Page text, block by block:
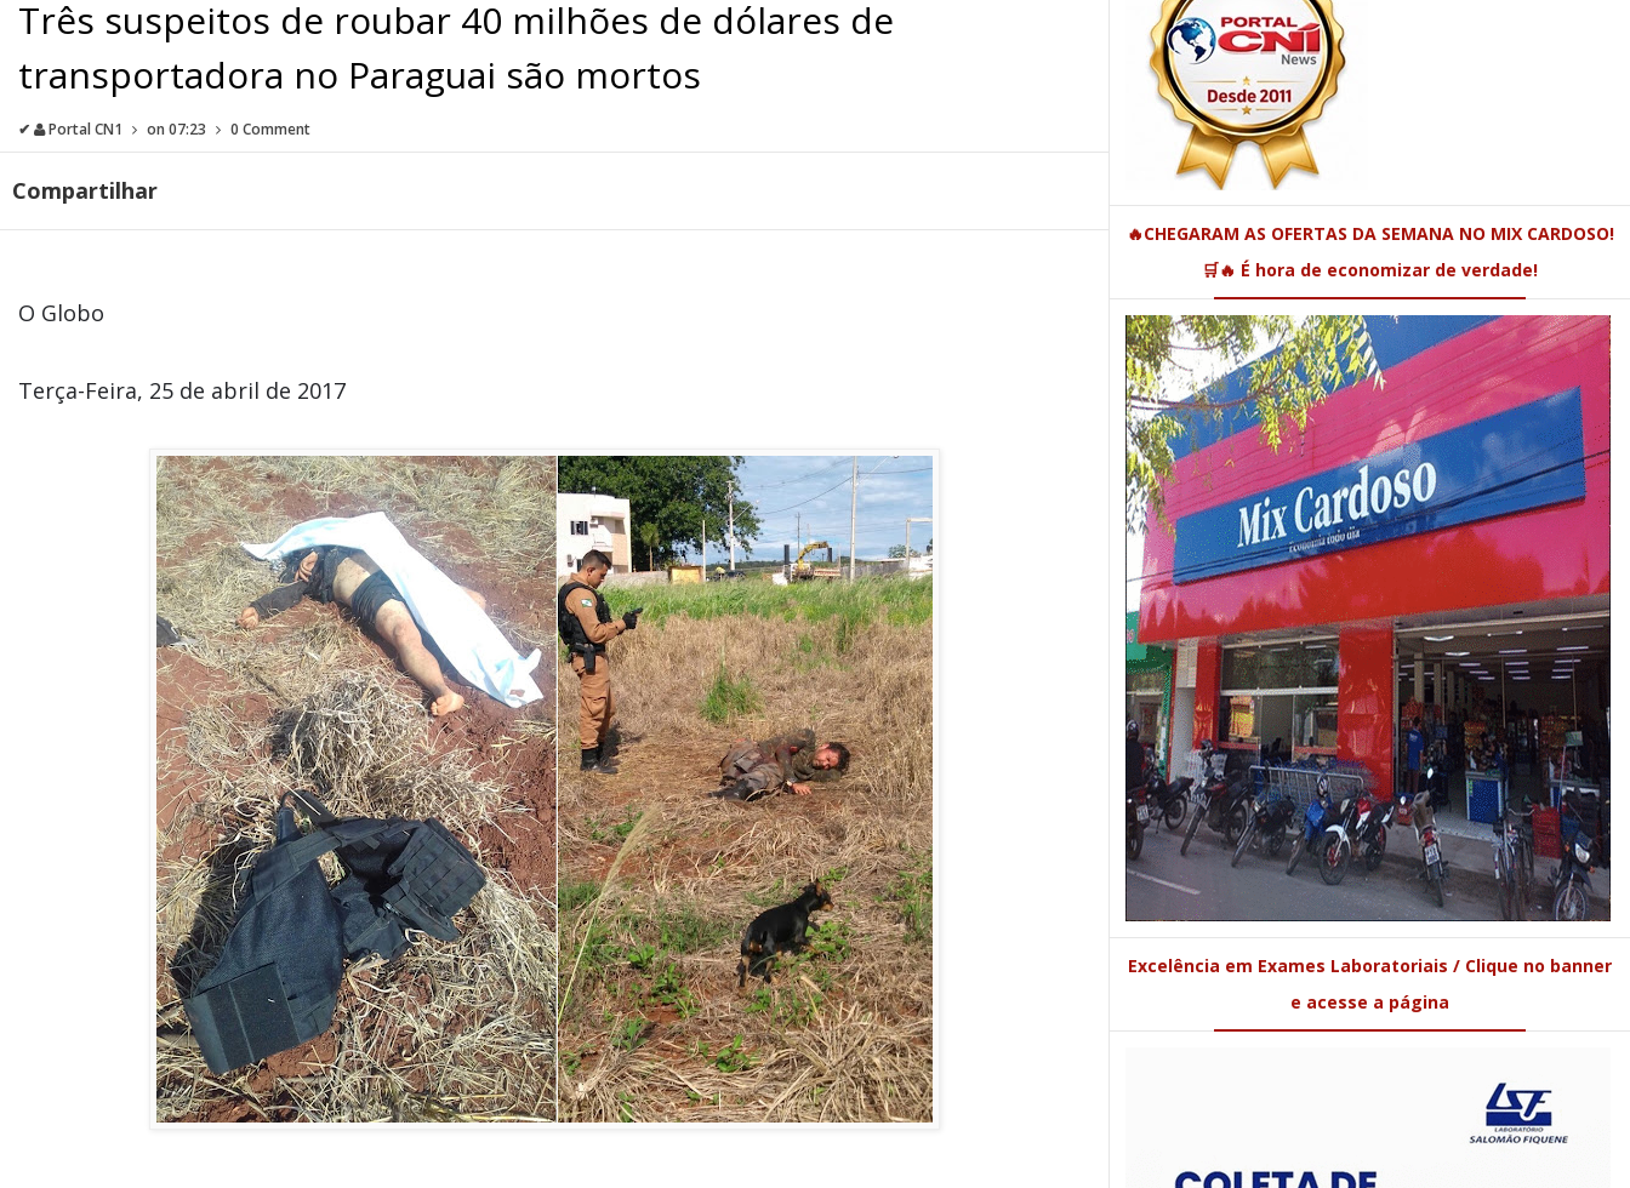
Três suspeitos de roubar 40 milhões de dólares de
transportadora no Paraguai são mortos
✔ Portal CN1 on 07:23 0 Comment
Compartilhar
O Globo
Terça-Feira, 25 de abril de 2017
🔥CHEGARAM AS OFERTAS DA SEMANA NO MIX CARDOSO!
🛒🔥 É hora de economizar de verdade!
Excelência em Exames Laboratoriais / Clique no banner
e acesse a página